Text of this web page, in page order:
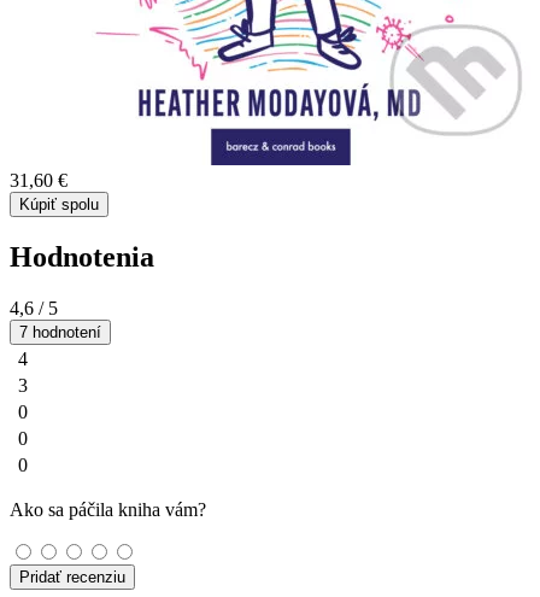
31,60 €
Kúpiť spolu
Hodnotenia
4,6 / 5
7 hodnotení
4
3
0
0
0
Ako sa páčila kniha vám?
Pridať recenziu